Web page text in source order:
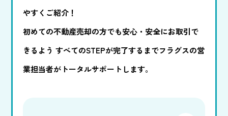
やすくご紹介！
初めての不動産売却の方でも安心・安全にお取引で
きるよう すべてのSTEPが完了するまでフラグスの営
業担当者がトータルサポートします。